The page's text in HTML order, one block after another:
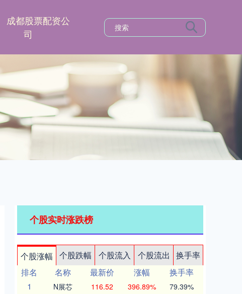
成都股票配资公
司
个股实时涨跌榜
个股涨幅 个股跌幅 个股流入 个股流出
换手率
排名
名称 最新价 涨幅
换手率
1
N展芯 116.52 396.89% 79.39%